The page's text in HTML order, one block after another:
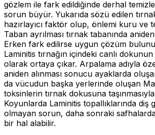
gözlem ile fark edildiğinde derhal
sorun büyür. Yukarıda sözü edilen
hazırlayıcı faktör olup, önlemi kuru ve
Taban ayrılması tırnak tabanında
Erken fark edilirse uygun çözüm
Laminitis tırnağın içindeki canlı
olarak ortaya çıkar. Arpalama adıyla
aniden alınması sonucu ayaklarda
da vücudun başka yerlerinde oluşan
toksinlerin tırnak dokusuna
Koyunlarda Laminitis topallıklarında
olmayan sorun, daha sonraki
bir hal alabilir.